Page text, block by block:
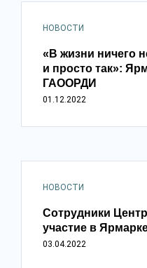
НОВОСТИ
«В жизни ничего
и просто так»:
ГАООРДИ
01.12.2022
НОВОСТИ
Сотрудники
участие в
03.04.2022